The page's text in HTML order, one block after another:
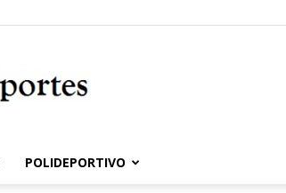
POLIDEPORTIVO